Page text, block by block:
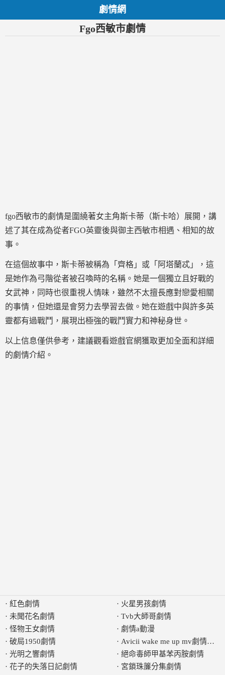
劇情網
Fgo西敏市劇情
fgo西敏市的劇情是圍繞著女主角斯卡蒂（斯卡哈）展開，講
述了其在成為從者FGO英靈後與御主西敏市相遇、相知的故
事。
在這個故事中，斯卡蒂被稱為「齊格」或「阿塔蘭忒」，這
是她作為弓階從者被召喚時的名稱。她是一個獨立且好戰的
女武神，同時也很重視人情味，雖然不太擅長應對戀愛相關
的事情，但她還是會努力去學習去做。她在遊戲中與許多英
靈都有過戰鬥，展現出極強的戰鬥實力和神秘身世。
以上信息僅供參考，建議觀看遊戲官網獲取更加全面和詳細
的劇情介紹。
· 紅色劇情
· 未聞花名劇情
· 怪物王女劇情
· 破局1950劇情
· 光明之響劇情
· 花子的失落日記劇情
· 火星男孩劇情
· Tvb大師哥劇情
· 劇情a動漫
· Avicii wake me up mv劇情意思
· 絕命毒師甲基苯丙胺劇情
· 宮鎖珠簾分集劇情